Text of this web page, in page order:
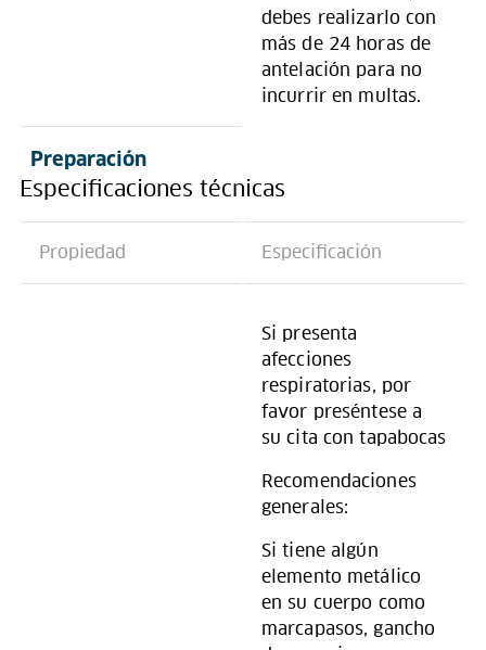
debes realizarlo con
más de 24 horas de
antelación para no
incurrir en multas.
Preparación
Especificaciones técnicas
Propiedad Especificación
Si presenta
afecciones
respiratorias, por
favor preséntese a
su cita con tapabocas
Recomendaciones
generales:
Si tiene algún
elemento metálico
en su cuerpo como
marcapasos, gancho